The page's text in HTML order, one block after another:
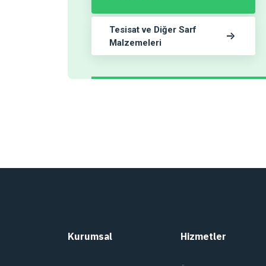
Tesisat ve Diğer Sarf
Malzemeleri
Kurumsal Hizmetler